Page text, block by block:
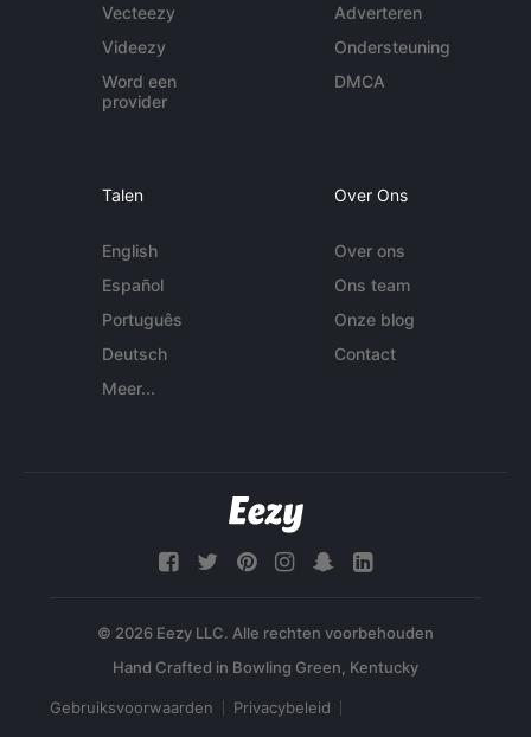
Vecteezy
Videezy
Word een
provider
Adverteren
Ondersteuning
DMCA
Talen
English
Español
Português
Deutsch
Meer...
Over Ons
Over ons
Ons team
Onze blog
Contact
© 2026 Eezy LLC. Alle rechten voorbehouden
Gebruiksvoorwaarden Privacybeleid